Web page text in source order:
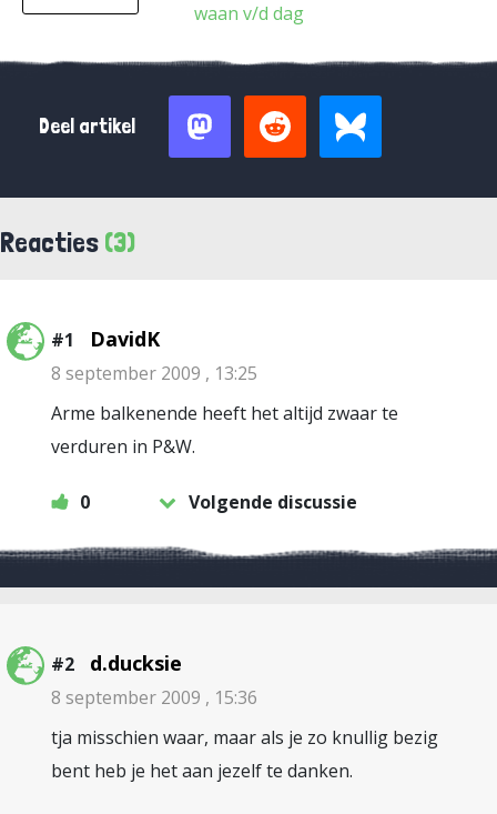
waan v/d dag
Deel artikel
Reacties (3)
#1 DavidK
8 september 2009 , 13:25
Arme balkenende heeft het altijd zwaar te
verduren in P&W.
0 Volgende discussie
#2 d.ducksie
8 september 2009 , 15:36
tja misschien waar, maar als je zo knullig bezig
bent heb je het aan jezelf te danken.